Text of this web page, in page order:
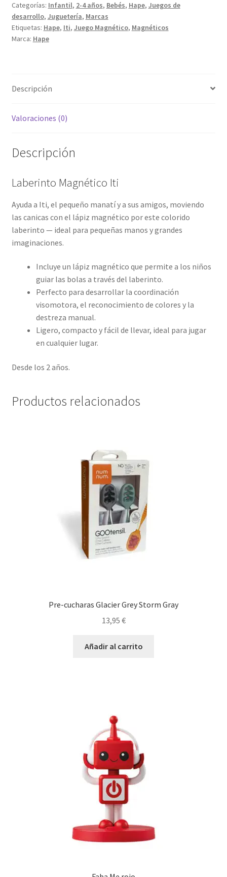
Categorías: Infantil, 2-4 años, Bebés, Hape, Juegos de
desarrollo, Juguetería, Marcas
Etiquetas: Hape, Iti, Juego Magnético, Magnéticos
Marca: Hape
Descripción
Valoraciones (0)
Descripción
Laberinto Magnético Iti
Ayuda a Iti, el pequeño manatí y a sus amigos, moviendo
las canicas con el lápiz magnético por este colorido
laberinto — ideal para pequeñas manos y grandes
imaginaciones.
Incluye un lápiz magnético que permite a los niños
guiar las bolas a través del laberinto.
Perfecto para desarrollar la coordinación
visomotora, el reconocimiento de colores y la
destreza manual.
Ligero, compacto y fácil de llevar, ideal para jugar
en cualquier lugar.
Desde los 2 años.
Productos relacionados
Pre-cucharas Glacier Grey Storm Gray
13,95 €
Añadir al carrito